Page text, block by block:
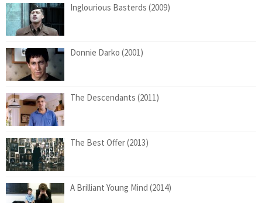
Inglourious Basterds (2009)
Donnie Darko (2001)
The Descendants (2011)
The Best Offer (2013)
A Brilliant Young Mind (2014)